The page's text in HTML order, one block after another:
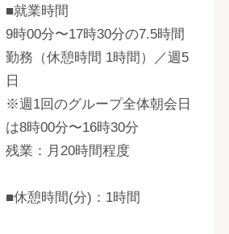
■就業時間
9時00分〜17時30分の7.5時間
勤務（休憩時間 1時間）／週5
日
※週1回のグループ全体朝会日
は8時00分〜16時30分
残業：月20時間程度
■休憩時間(分)：1時間